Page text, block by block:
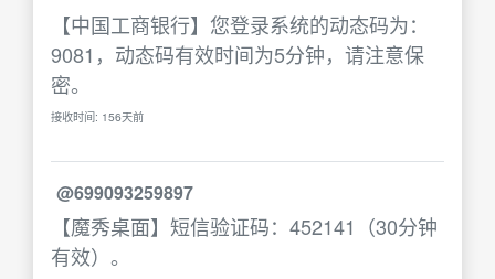
【中国工商银行】您登录系统的动态码为：
9081，动态码有效时间为5分钟，请注意保
密。
接收时间: 156天前
@699093259897
【魔秀桌面】短信验证码：452141（30分钟
有效）。